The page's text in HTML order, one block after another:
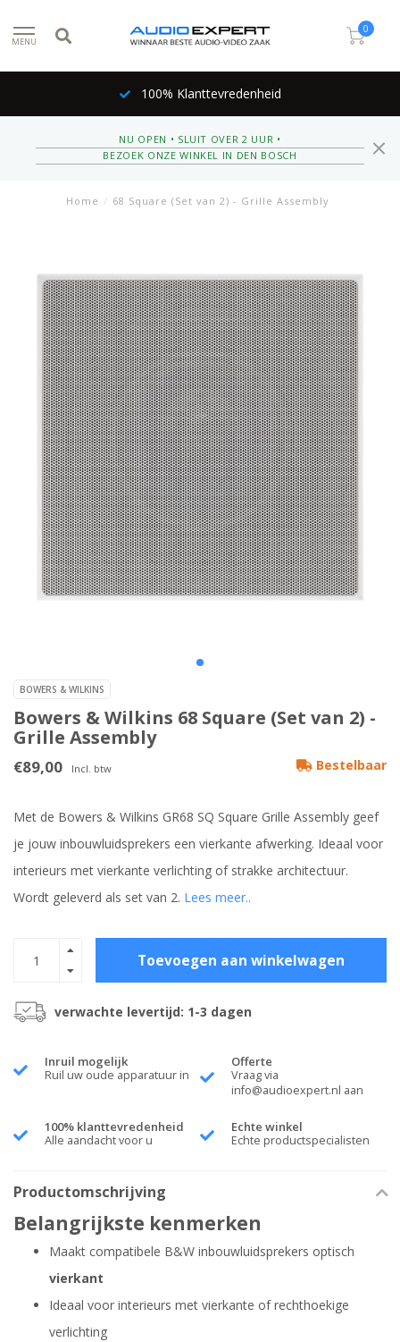
MENU
0
100% Klanttevredenheid
NU OPEN • SLUIT OVER 2 UUR •
BEZOEK ONZE WINKEL IN DEN BOSCH
Home / 68 Square (Set van 2) - Grille Assembly
BOWERS & WILKINS
Bowers & Wilkins 68 Square (Set van 2) -
Grille Assembly
€89,00 Incl. btw Bestelbaar
Met de Bowers & Wilkins GR68 SQ Square Grille Assembly geef
je jouw inbouwluidsprekers een vierkante afwerking. Ideaal voor
interieurs met vierkante verlichting of strakke architectuur.
Wordt geleverd als set van 2. Lees meer..
Toevoegen aan winkelwagen
verwachte levertijd: 1-3 dagen
Inruil mogelijk
Ruil uw oude apparatuur in
Offerte
Vraag via
info@audioexpert.nl aan
100% klanttevredenheid
Alle aandacht voor u
Echte winkel
Echte productspecialisten
Productomschrijving
Belangrijkste kenmerken
Maakt compatibele B&W inbouwluidsprekers optisch
vierkant
Ideaal voor interieurs met vierkante of rechthoekige
verlichting